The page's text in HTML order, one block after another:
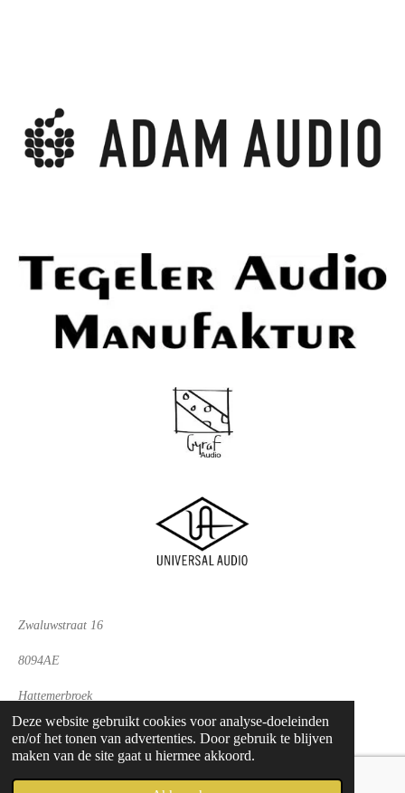
Deze website gebruikt cookies voor analyse-doeleinden
en/of het tonen van advertenties. Door gebruik te blijven
maken van de site gaat u hiermee akkoord.
Zwaluwstraat 16
8094AE
Hattemerbroek
NL004780639B30
© 2023 - 2026 Vinyl Physics
Powered byJouwWeb